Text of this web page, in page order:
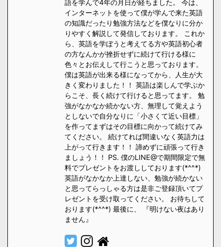
語を学んで4年の月日が経ちました。 今は、
インターネットを使って僕が学んで来た英語
の知識だったり勉強方法などを僕なりに分か
りやすく解説して発信しております。 これか
ら、英語を学ぼうと考えてる方や英語初心者
の方なんかが挫折せずに続けて行ける様に
色々とお伝えして行こうと思っております。
僕は英語が出来る様になってから、人生が大
きく変わりました！！ 英語は楽しんで学ぶか
らこそ、長く続けて行けると思ってます。 勉
強がなかなか続かない方、無理して覚えよう
としないで自分なりに「小さくて近い目標」
を作ってまずはその目標に向かって続けてみ
てください。 続けてれば間違いなく英語力は
上がって行きます！！ 諦めずに頑張って行き
ましょう！！ PS. 僕のLINE@で期間限定で無
料でプレゼントをお渡ししております(*^^*)
英語がなかなか上達しない、勉強が続かない
と思ってらっしゃる方は是非ご登録頂いてプ
レゼントを受け取ってください。 お待ちして
おります(*^^*) 最後に、 『明けない夜はあり
ません』